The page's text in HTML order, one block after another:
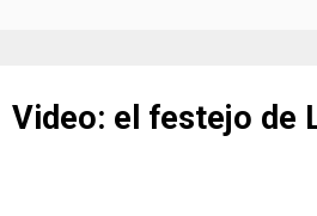
Video: el festejo de